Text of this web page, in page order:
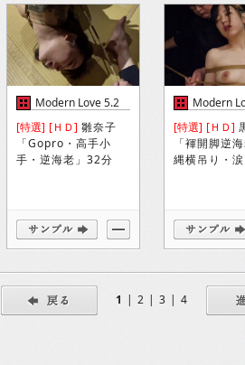
Modern Love 5.2
[特選] [ＨＤ] 雛奈子
「Gopro・高手小
手・逆海老」32分
Modern
[特選] [ＨＤ]
「褌開脚逆
縄横吊り・
1 | 2 | 3 | 4